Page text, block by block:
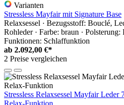
Varianten
Stressless Mayfair mit Signature Base
Relaxsessel · Bezugsstoff: Bouclé,
Rohleder · Farbe: braun · Polsterung:
Funktionen: Schlaffunktion
ab 2.092,00 €*
2 Preise vergleichen
Stressless Relaxsessel Mayfair
Relax-Funktion